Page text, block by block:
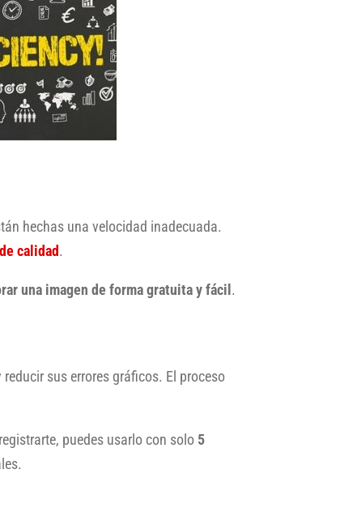
hechas una velocidad inadecuada.
calidad.
una imagen de forma gratuita y fácil .
reducir sus errores gráficos. El proceso
puedes usarlo con solo 5